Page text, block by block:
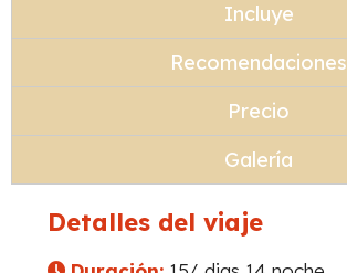
Incluye
Recomendaciones
Precio
Galería
Detalles del viaje